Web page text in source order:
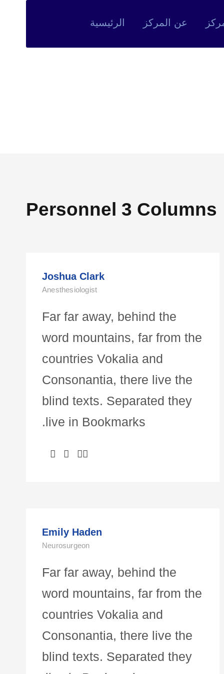
الرئيسية عن المركز
Personnel 3 Columns
Joshua Clark
Anesthesiologist
Far far away, behind the
word mountains, far from the
countries Vokalia and
Consonantia, there live the
blind texts. Separated they
live in Bookmarks.
Emily Haden
Neurosurgeon
Far far away, behind the
word mountains, far from the
countries Vokalia and
Consonantia, there live the
blind texts. Separated they